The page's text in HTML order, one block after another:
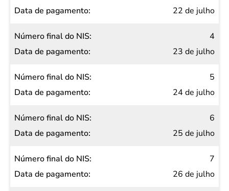
22 de julho
4
23 de julho
5
24 de julho
6
25 de julho
7
26 de julho